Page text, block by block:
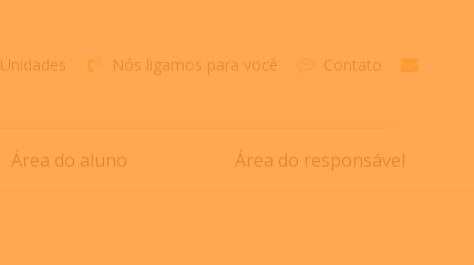
Unidades Nós ligamos para você Contato
Área do aluno Área do responsável